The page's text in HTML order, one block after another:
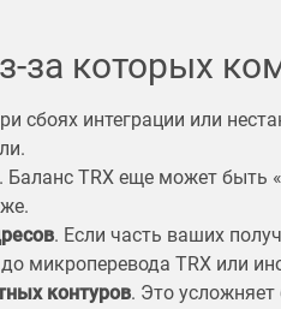
которых
сбоях интеграции или
. Баланс TRX еще может быть
. Если часть ваших
микроперевода TRX или
контуров. Это усложняет